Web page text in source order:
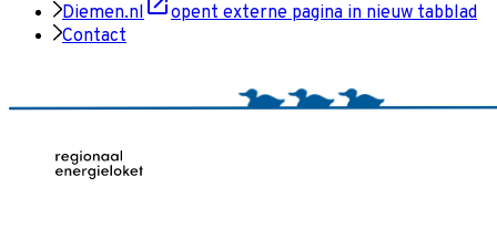
Diemen.nl
opent externe pagina in nieuw tabblad
Contact